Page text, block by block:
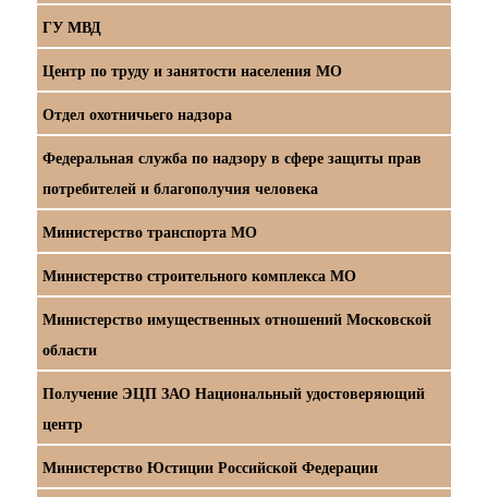
ГУ МВД
Центр по труду и занятости населения МО
Отдел охотничьего надзора
Федеральная служба по надзору в сфере защиты прав
потребителей и благополучия человека
Министерство транспорта МО
Министерство строительного комплекса МО
Министерство имущественных отношений Московской
области
Получение ЭЦП ЗАО Национальный удостоверяющий
центр
Министерство Юстиции Российской Федерации